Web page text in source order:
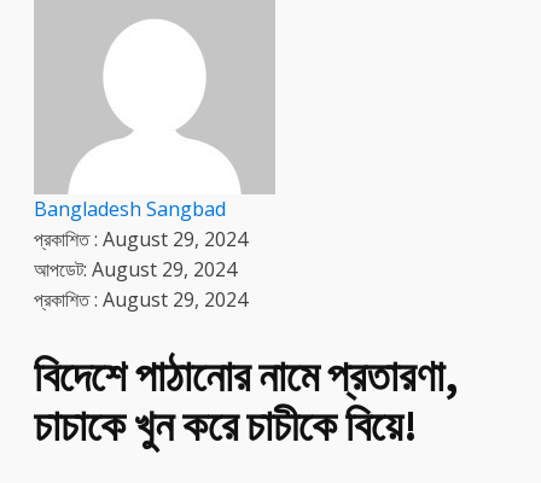
Bangladesh Sangbad
প্রকাশিত : August 29, 2024
আপডেট: August 29, 2024
প্রকাশিত : August 29, 2024
বিদেশে পাঠানোর নামে প্রতারণা,
চাচাকে খুন করে চাচীকে বিয়ে!